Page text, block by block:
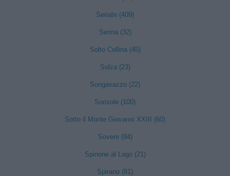
Seriate (409)
Serina (32)
Solto Collina (45)
Solza (23)
Songavazzo (22)
Sorisole (100)
Sotto il Monte Giovanni XXIII (60)
Sovere (84)
Spinone al Lago (21)
Spirano (81)